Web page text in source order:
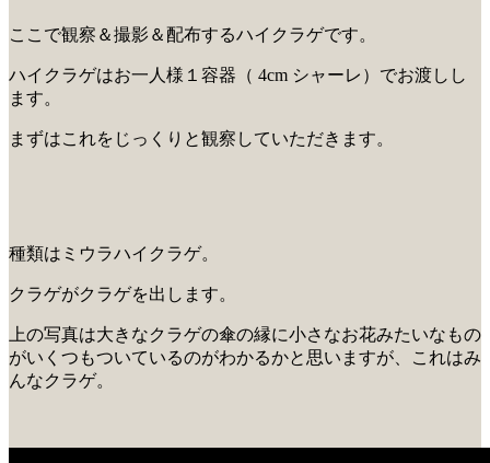
ここで観察＆撮影＆配布するハイクラゲです。
ハイクラゲはお一人様１容器（ 4cm シャーレ）でお渡しし
ます。
まずはこれをじっくりと観察していただきます。
種類はミウラハイクラゲ。
クラゲがクラゲを出します。
上の写真は大きなクラゲの傘の縁に小さなお花みたいなもの
がいくつもついているのがわかるかと思いますが、これはみ
んなクラゲ。